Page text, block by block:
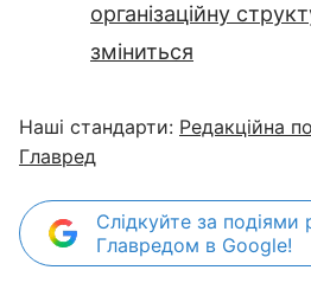
організаційну
зміниться
Наші стандарти: Редакційна
Главред
Слідкуйте за подіями
Главредом в Google!